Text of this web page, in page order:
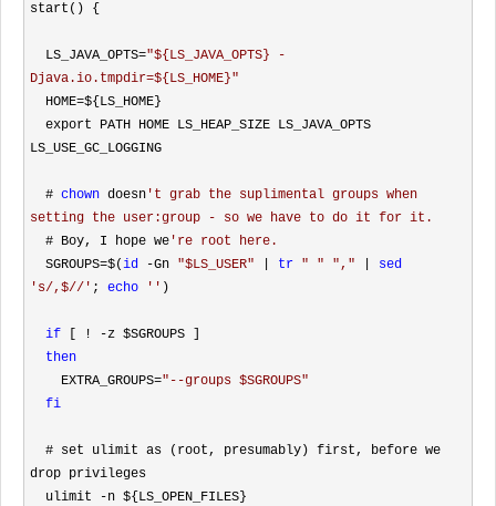
start() {
  LS_JAVA_OPTS
="${LS_JAVA_OPTS} -
Djava.io.tmpdir=${LS_HOME}"
  HOME
=${LS_HOME}
LS_USE_GC_LOGGING
  #
chown doesn ' t grab the suplimental groups when
setting the user:group - so we have to do it for it.
  # Boy, I hope we
' re root here.
  SGROUPS=$(
id -Gn "$LS_USER" tr " " ", "
sed
' s/,$// ' ; echo '' )
if [ ! -z $SGROUPS ]
then
    EXTRA_GROUPS
=" --groups $SGROUPS"
fi
drop privileges
  ulimit
-n ${LS_OPEN_FILES}